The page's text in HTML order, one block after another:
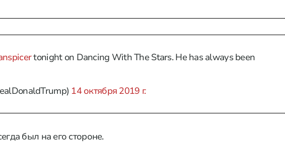
tonight on Dancing With The Stars. He has always been
14 октября 2019 г.
был на его стороне.